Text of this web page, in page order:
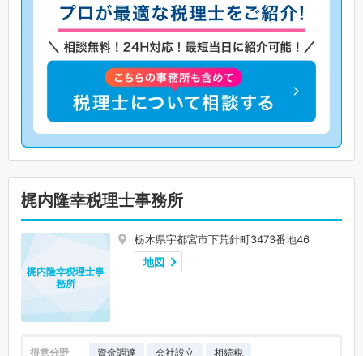
梶内隆幸税理士事務所
栃木県宇都宮市下荒針町3473番地46
地図
梶内隆幸税理士事
務所
得意分野 資金調達 会社設立 相続税